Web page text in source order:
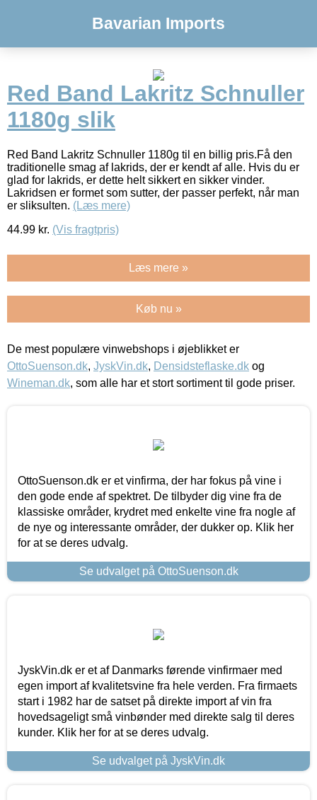
Bavarian Imports
Red Band Lakritz Schnuller
1180g slik
Red Band Lakritz Schnuller 1180g til en billig pris.Få den
traditionelle smag af lakrids, der er kendt af alle. Hvis du er
glad for lakrids, er dette helt sikkert en sikker vinder.
Lakridsen er formet som sutter, der passer perfekt, når man
er sliksulten. (Læs mere)
44.99 kr. (Vis fragtpris)
Læs mere »
Køb nu »
De mest populære vinwebshops i øjeblikket er
OttoSuenson.dk, JyskVin.dk, Densidsteflaske.dk og
Wineman.dk, som alle har et stort sortiment til gode priser.
OttoSuenson.dk er et vinfirma, der har fokus på vine i
den gode ende af spektret. De tilbyder dig vine fra de
klassiske områder, krydret med enkelte vine fra nogle af
de nye og interessante områder, der dukker op. Klik her
for at se deres udvalg.
Se udvalget på OttoSuenson.dk
JyskVin.dk er et af Danmarks førende vinfirmaer med
egen import af kvalitetsvine fra hele verden. Fra firmaets
start i 1982 har de satset på direkte import af vin fra
hovedsageligt små vinbønder med direkte salg til deres
kunder. Klik her for at se deres udvalg.
Se udvalget på JyskVin.dk